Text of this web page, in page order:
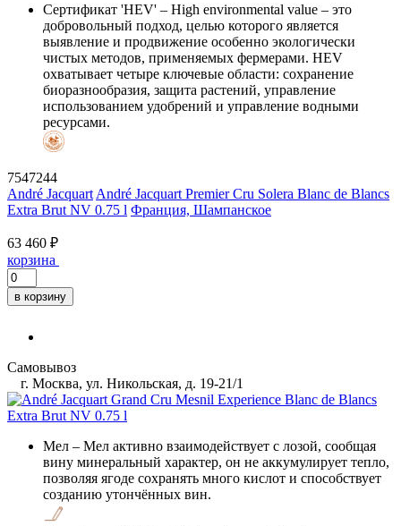
Сертификат 'HEV' – High environmental value – это
добровольный подход, целью которого является
выявление и продвижение особенно экологически
чистых методов, применяемых фермерами. HEV
охватывает четыре ключевые области: сохранение
биоразнообразия, защита растений, управление
использованием удобрений и управление водными
ресурсами.
7547244
André Jacquart André Jacquart Premier Cru Solera Blanc de Blancs
Extra Brut NV 0.75 l Франция, Шампанское
63 460 ₽
корзина
в корзину
Самовывоз
г. Москва, ул. Никольская, д. 19-21/1
Мел – Мел активно взаимодействует с лозой, сообщая
вину минеральный характер, он не аккумулирует тепло,
позволяя ягоде сохранять много кислот и способствует
созданию утончённых вин.